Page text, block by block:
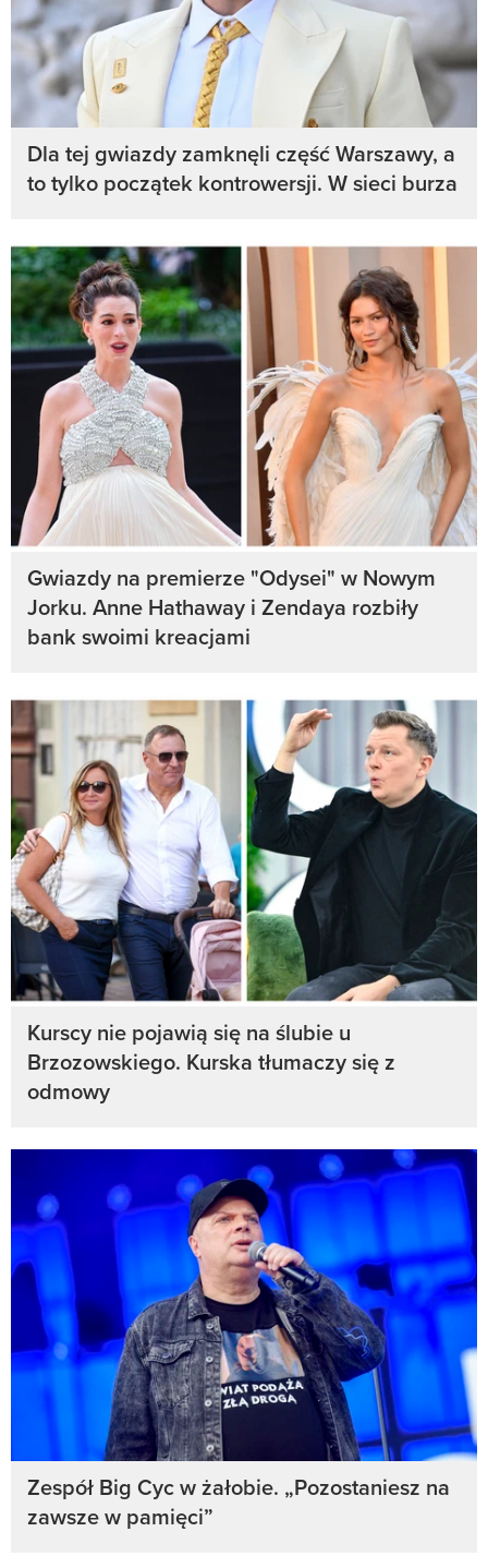
Dla tej gwiazdy zamknęli część Warszawy, a
to tylko początek kontrowersji. W sieci burza
Gwiazdy na premierze "Odysei" w Nowym
Jorku. Anne Hathaway i Zendaya rozbiły
bank swoimi kreacjami
Kurscy nie pojawią się na ślubie u
Brzozowskiego. Kurska tłumaczy się z
odmowy
Zespół Big Cyc w żałobie. „Pozostaniesz na
zawsze w pamięci”